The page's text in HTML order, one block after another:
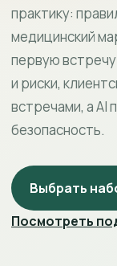
практику:
медицинский
первую
и риски,
встречами, а AI
безопасность.
Выбрать
Посмотреть